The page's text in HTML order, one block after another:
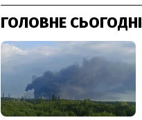
ГОЛОВНЕ СЬОГОДНІ